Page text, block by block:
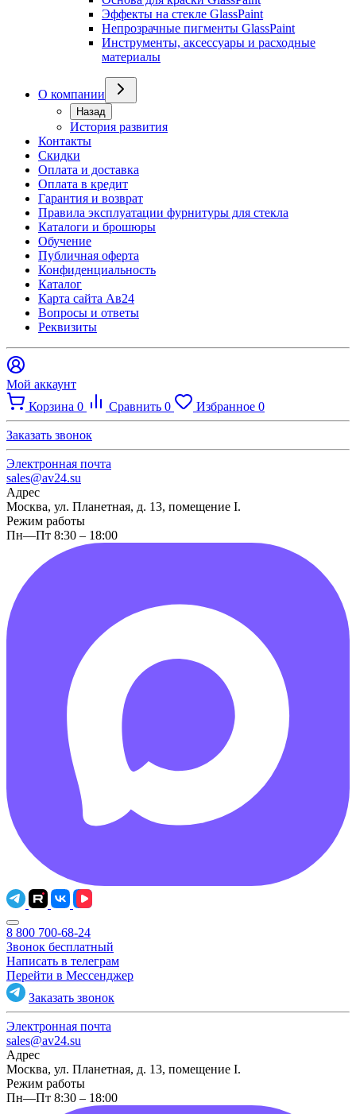
Эффекты на стекле GlassPaint
Непрозрачные пигменты GlassPaint
Инструменты, аксессуары и расходные
материалы
О компании
Назад
История развития
Контакты
Скидки
Оплата и доставка
Оплата в кредит
Гарантия и возврат
Правила эксплуатации фурнитуры для стекла
Каталоги и брошюры
Обучение
Публичная оферта
Конфиденциальность
Каталог
Карта сайта Ав24
Вопросы и ответы
Реквизиты
Мой аккаунт
Корзина 0 Сравнить 0 Избранное 0
Заказать звонок
Электронная почта
sales@av24.su
Адрес
Москва, ул. Планетная, д. 13, помещение I.
Режим работы
Пн—Пт 8:30 – 18:00
8 800 700-68-24
Звонок бесплатный
Написать в телеграм
Перейти в Мессенджер
Заказать звонок
Электронная почта
sales@av24.su
Адрес
Москва, ул. Планетная, д. 13, помещение I.
Режим работы
Пн—Пт 8:30 – 18:00